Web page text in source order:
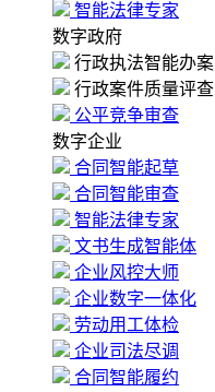
智能法律专家
数字政府
行政执法智能办案
行政案件质量评查
公平竞争审查
数字企业
合同智能起草
合同智能审查
智能法律专家
文书生成智能体
企业风控大师
企业数字一体化
劳动用工体检
企业司法尽调
合同智能履约